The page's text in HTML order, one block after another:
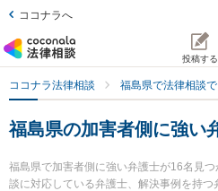
ココナラへ
投稿する
ココナラ法律相談 福島県で法律相談
福島県の加害者側に強い
福島県で加害者側に強い弁護士が16名見
談に対応している弁護士、解決事例を持